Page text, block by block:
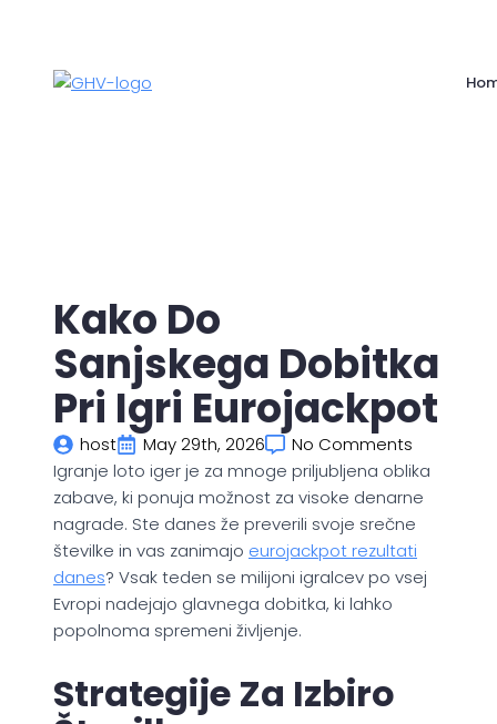
Kako Do
Sanjskega Dobitka
Pri Igri Eurojackpot
host May 29th, 2026
No Comments
Igranje loto iger je za mnoge priljubljena oblika
zabave, ki ponuja možnost za visoke denarne
nagrade. Ste danes že preverili svoje srečne
številke in vas zanimajo eurojackpot rezultati
danes? Vsak teden se milijoni igralcev po vsej
Evropi nadejajo glavnega dobitka, ki lahko
popolnoma spremeni življenje.
Strategije Za Izbiro